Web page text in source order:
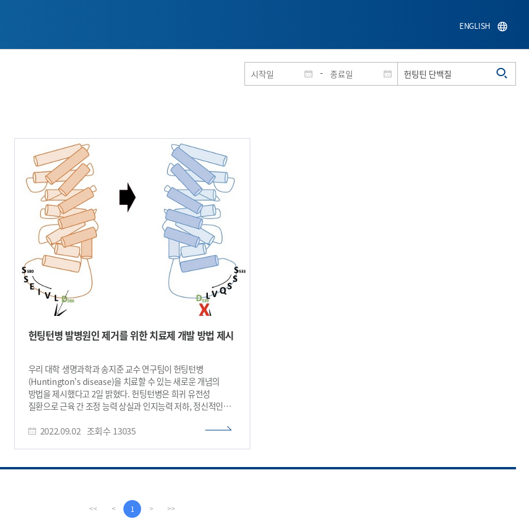
홈페이지 통합검색
-
ENGLISH
헌팅턴병 발병원인 제거를 위한 치료제 개발 방법 제시
우리 대학 생명과학과 송지준 교수 연구팀이 헌팅턴병
(Huntington's disease)을 치료할 수 있는 새로운 개념의
방법을 제시했다고 2일 밝혔다. 헌팅턴병은 희귀 유전성
질환으로 근육 간 조정 능력 상실과 인지능력 저하, 정신적인
퇴행성 뇌 질환이며 헌팅턴 단백질에 글루타민 아미노산이 여러
퇴행과정을 거쳐 죽음에 이르게 하는 병이다. 아미노산이
필수적인 단백질이고, 병을 일으키는 형태의 단백질만을 치료
표적으로 골라내는 것이 매우 중요하다. 송 교수 연구팀은
2022.09.02 조회수 13035
<< < 1 > >>